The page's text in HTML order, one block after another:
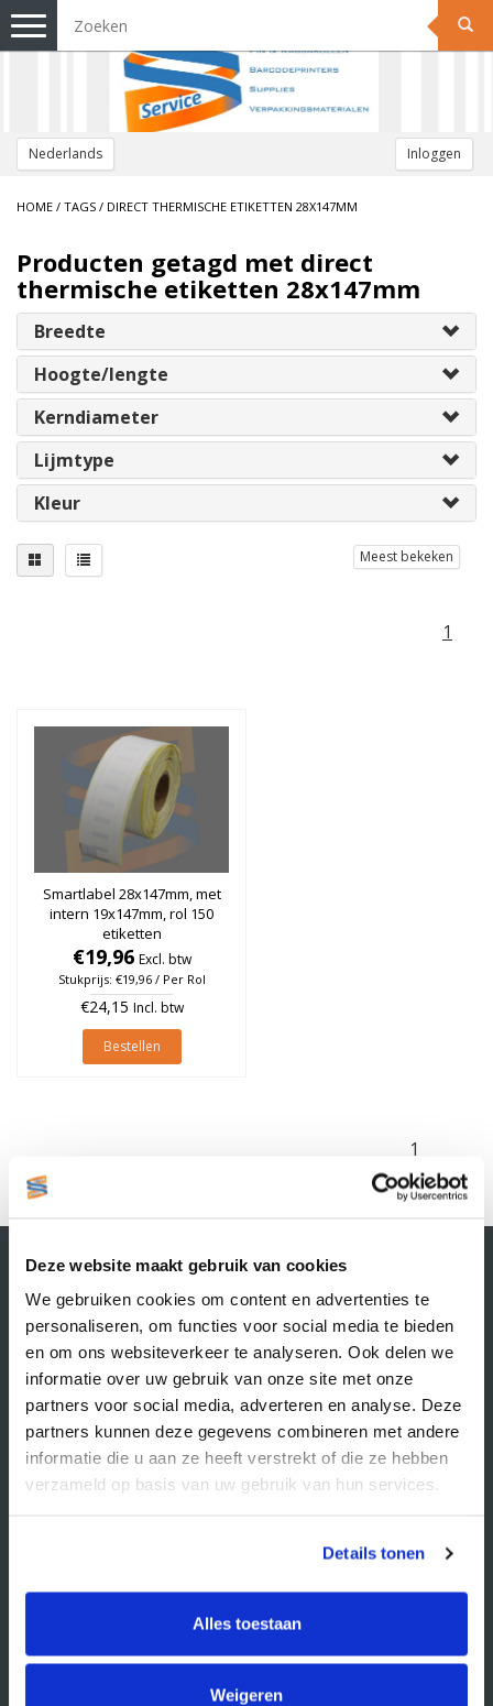
Deze website maakt gebruik van cookies
We gebruiken cookies om content en advertenties te
personaliseren, om functies voor social media te bieden
en om ons websiteverkeer te analyseren. Ook delen we
informatie over uw gebruik van onze site met onze
partners voor social media, adverteren en analyse. Deze
partners kunnen deze gegevens combineren met andere
informatie die u aan ze heeft verstrekt of die ze hebben
verzameld op basis van uw gebruik van hun services.
Details tonen
Alles toestaan
Weigeren
Nederlands Inloggen
Toggle
navigation
HOME / TAGS / DIRECT THERMISCHE ETIKETTEN 28X147MM
Producten getagd met direct
thermische etiketten 28x147mm
Breedte
Hoogte/lengte
Kerndiameter
Lijmtype
Kleur
Meest bekeken
1
Smartlabel 28x147mm, met
intern 19x147mm, rol 150
etiketten
€19,96 Excl. btw
Stukprijs: €19,96 / Per Rol
€24,15 Incl. btw
Bestellen
1
Contactgegevens
Supply Service B.V.
Nijverheidsstraat 25-K
3861 RJ Nijkerk
info@supplyservice.nl
+31 33 468 13 42
KvK nummer: 66384737
BTW nummer: NL856526605B01
Klantenservice
Veelgestelde vragen